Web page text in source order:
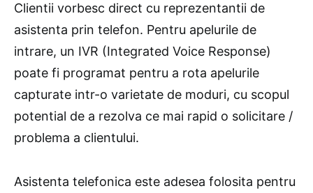
Clientii vorbesc direct cu reprezentantii de
asistenta prin telefon. Pentru apelurile de
intrare, un IVR (Integrated Voice Response)
poate fi programat pentru a rota apelurile
capturate intr-o varietate de moduri, cu scopul
potential de a rezolva ce mai rapid o solicitare /
problema a clientului.
Asistenta telefonica este adesea folosita pentru